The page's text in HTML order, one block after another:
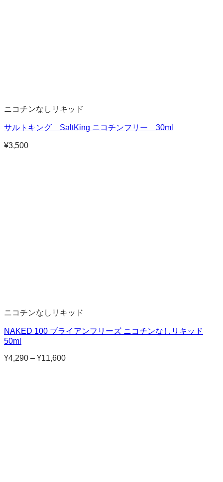
ニコチンなしリキッド
サルトキング SaltKing ニコチンフリー 30ml
¥3,500
ニコチンなしリキッド
NAKED 100 ブライアンフリーズ ニコチンなしリキッド
50ml
¥4,290 – ¥11,600価